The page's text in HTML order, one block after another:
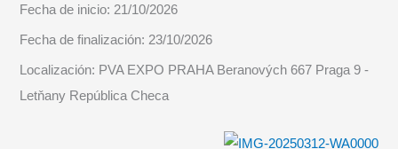
Fecha de inicio: 21/10/2026
Fecha de finalización: 23/10/2026
Localización: PVA EXPO PRAHA Beranových 667 Praga 9 -
Letňany República Checa